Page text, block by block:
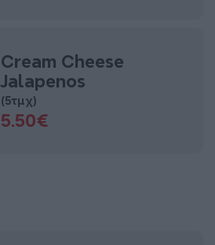
Cream Cheese
Jalapenos
(5τμχ)
5.50€